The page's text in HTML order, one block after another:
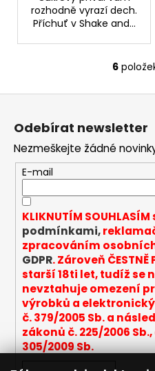
rozhodně vyrazí dech.
Příchuť v Shake and...
6
Z
Odebírat newsletter
Nezmeškejte žádné
E-mail
KLIKNUTÍM SOUHLASÍM
podmínkami,
zpracováním
GDPR. Zároveň ČESTNĚ
starší 18ti let, tudíž se
nevztahuje omezení
výrobků a
č. 379/2005 Sb. a
zákonů č. 225/2006
305/2009 Sb.